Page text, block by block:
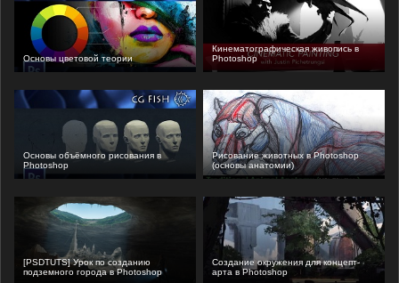
Основы цветовой теории
Кинематографическая живопись в
Photoshop
Основы объёмного рисования в
Photoshop
Рисование животных в Photoshop
(основы анатомии)
[PSDTUTS] Урок по созданию
подземного города в Photoshop
Создание окружения для концепт-
арта в Photoshop